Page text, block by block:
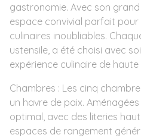
gastronomie. Avec son
espace convivial parfait
culinaires inoubliables.
ustensile, a été choisi avec
expérience culinaire de haute
Chambres : Les cinq
un havre de paix.
optimal, avec des literies
espaces de rangement